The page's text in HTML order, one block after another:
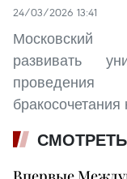
24/03/2026 13:41
Московский
развивать
проведения